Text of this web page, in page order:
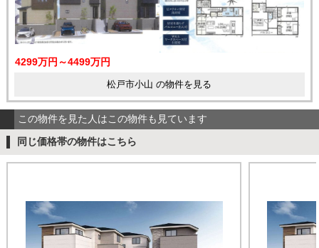
4299万円～4499万円
松戸市小山 の物件を見る
この物件を見た人はこの物件も見ています
同じ価格帯の物件はこちら